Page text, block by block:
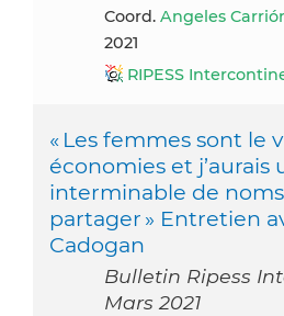
Coord. Angeles
2021
RIPESS
« Les femmes sont le
économies et j’aurais
interminable de
partager » Entretien
Cadogan
Bulletin Ripess
Mars 2021